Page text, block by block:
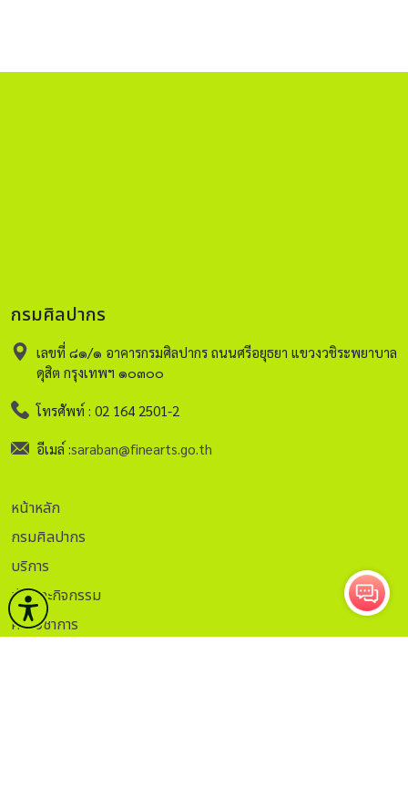
กรมศิลปากร
เลขที่ ๘๑/๑ อาคารกรมศิลปากร ถนนศรีอยุธยา แขวงวชิระพยาบาล
ดุสิต กรุงเทพฯ ๑๐๓๐๐
โทรศัพท์ : 02 164 2501-2
อีเมล์ :saraban@finearts.go.th
หน้าหลัก
กรมศิลปากร
บริการ
ข่าวและกิจกรรม
คลังวิชาการ